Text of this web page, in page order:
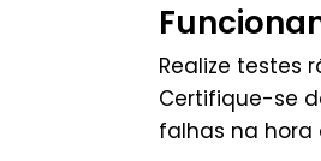
Realize testes
Certifique-se
falhas na hora